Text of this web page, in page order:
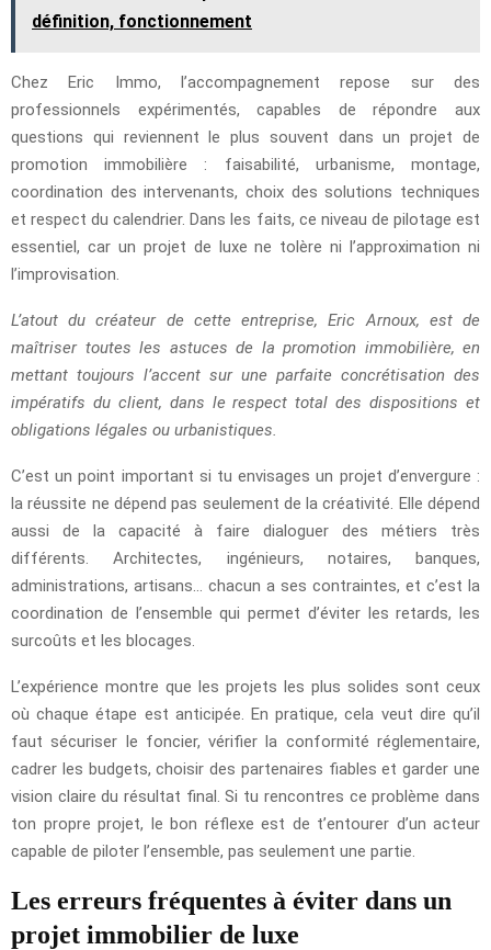
définition, fonctionnement
Chez Eric Immo, l’accompagnement repose sur des
professionnels expérimentés, capables de répondre aux
questions qui reviennent le plus souvent dans un projet de
promotion immobilière : faisabilité, urbanisme, montage,
coordination des intervenants, choix des solutions techniques
et respect du calendrier. Dans les faits, ce niveau de pilotage est
essentiel, car un projet de luxe ne tolère ni l’approximation ni
l’improvisation.
L’atout du créateur de cette entreprise, Eric Arnoux, est de
maîtriser toutes les astuces de la promotion immobilière, en
mettant toujours l’accent sur une parfaite concrétisation des
impératifs du client, dans le respect total des dispositions et
obligations légales ou urbanistiques.
C’est un point important si tu envisages un projet d’envergure :
la réussite ne dépend pas seulement de la créativité. Elle dépend
aussi de la capacité à faire dialoguer des métiers très
différents. Architectes, ingénieurs, notaires, banques,
administrations, artisans… chacun a ses contraintes, et c’est la
coordination de l’ensemble qui permet d’éviter les retards, les
surcoûts et les blocages.
L’expérience montre que les projets les plus solides sont ceux
où chaque étape est anticipée. En pratique, cela veut dire qu’il
faut sécuriser le foncier, vérifier la conformité réglementaire,
cadrer les budgets, choisir des partenaires fiables et garder une
vision claire du résultat final. Si tu rencontres ce problème dans
ton propre projet, le bon réflexe est de t’entourer d’un acteur
capable de piloter l’ensemble, pas seulement une partie.
Les erreurs fréquentes à éviter dans un
projet immobilier de luxe